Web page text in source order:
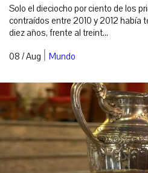
Solo el dieciocho por ciento de los
contraídos entre 2010 y 2012 había
diez años, frente al treint...
08 / Aug | Mundo